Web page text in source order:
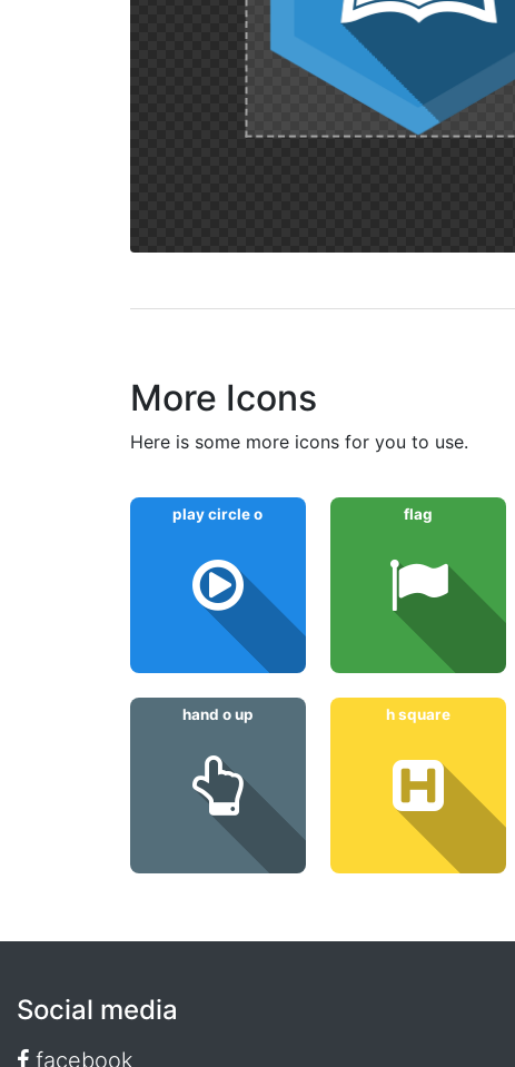
More Icons
here is some more icons for you to use.
play circle o flag
hand o up h square
Social media
facebook